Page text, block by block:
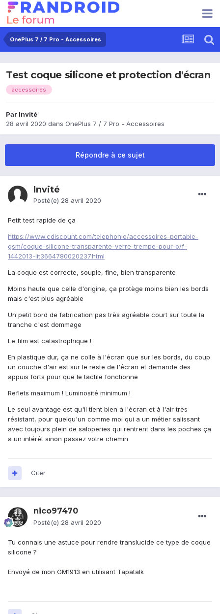
OnePlus 7 / 7 Pro - Accessoires
Test coque silicone et protection d'écran
accessoires
Par Invité
28 avril 2020 dans OnePlus 7 / 7 Pro - Accessoires
Répondre à ce sujet
Invité
Posté(e) 28 avril 2020
Petit test rapide de ça
https://www.cdiscount.com/telephonie/accessoires-portable-
gsm/coque-silicone-transparente-verre-trempe-pour-o/f-
1442013-lit3664780020237.html
La coque est correcte, souple, fine, bien transparente
Moins haute que celle d'origine, ça protège moins bien les bords
mais c'est plus agréable
Un petit bord de fabrication pas très agréable court sur toute la
tranche c'est dommage
Le film est catastrophique !
En plastique dur, ça ne colle à l'écran que sur les bords, du coup
un couche d'air est sur le reste de l'écran et demande des
appuis forts pour que le tactile fonctionne
Reflets maximum ! Luminosité minimum !
Le seul avantage est qu'il tient bien à l'écran et à l'air très
résistant, pour quelqu'un comme moi qui a un métier salissant
avec toujours plein de saloperies qui rentrent dans les poches ça
a un intérêt sinon passez votre chemin
Citer
nico97470
Posté(e) 28 avril 2020
Tu connais une astuce pour rendre translucide ce type de coque
silicone ?
Envoyé de mon GM1913 en utilisant Tapatalk